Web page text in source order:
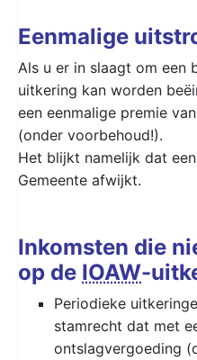
Eenmalige
Als u er in slaagt om een
uitkering kan worden
een eenmalige premie
(onder voorbehoud!).
Het blijkt namelijk dat
Gemeente afwijkt.
Inkomsten die
op de IOAW-
Periodieke
stamrecht dat met
ontslagvergoeding